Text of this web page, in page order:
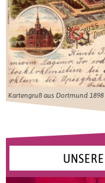
Kartengruß aus Dortmund